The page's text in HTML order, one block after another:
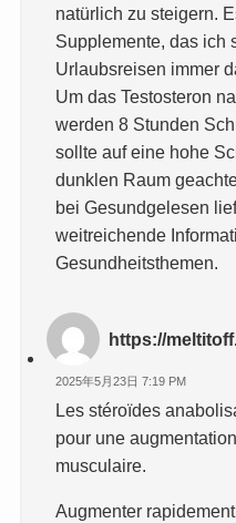
natürlich zu steigern.
Supplemente, das ich
Urlaubsreisen immer
Um das Testosteron
werden 8 Stunden
sollte auf eine hohe
dunklen Raum
bei Gesundgelesen
weitreichende
Gesundheitsthemen.
https://
2025年5月23日 7:19 PM
Les stéroïdes
pour une
musculaire.
Augmenter